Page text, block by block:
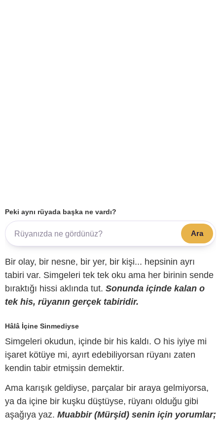
Peki aynı rüyada başka ne vardı?
Ara
Bir olay, bir nesne, bir yer, bir kişi... hepsinin ayrı
tabiri var. Simgeleri tek tek oku ama her birinin sende
bıraktığı hissi aklında tut. Sonunda içinde kalan o
tek his, rüyanın gerçek tabiridir.
Hâlâ İçine Sinmediyse
Simgeleri okudun, içinde bir his kaldı. O his iyiye mi
işaret kötüye mi, ayırt edebiliyorsan rüyanı zaten
kendin tabir etmişsin demektir.
Ama karışık geldiyse, parçalar bir araya gelmiyorsa,
ya da içine bir kuşku düştüyse, rüyanı olduğu gibi
aşağıya yaz. Muabbir (Mürşid) senin için yorumlar;